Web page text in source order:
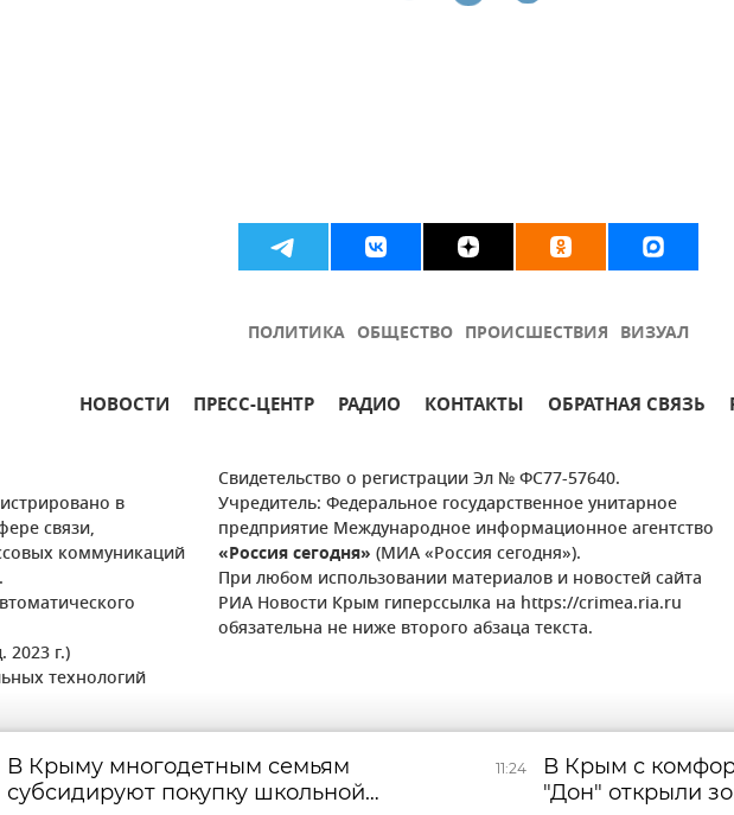
ПОЛИТИКА ОБЩЕСТВО ПРОИСШЕСТВИЯ ВИЗУАЛ
НОВОСТИ ПРЕСС-ЦЕНТР РАДИО КОНТАКТЫ ОБРАТНАЯ СВЯЗЬ
в
связи,
коммуникаций
г.)
технологий
Свидетельство о регистрации Эл № ФС77-57640.
Учредитель: Федеральное государственное унитарное
предприятие Международное информационное агентство
«Россия сегодня» (МИА «Россия сегодня»).
При любом использовании материалов и новостей сайта
РИА Новости Крым гиперссылка на https://crimea.ria.ru
обязательна не ниже второго абзаца текста.
В Крыму многодетным семьям
субсидируют покупку школьной
11:24
В Крым с
"Дон" открыли